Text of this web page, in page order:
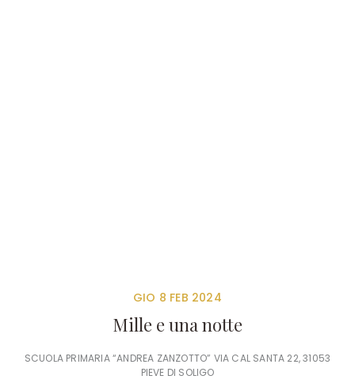
GIO 8 FEB 2024
Mille e una notte
SCUOLA PRIMARIA “ANDREA ZANZOTTO” VIA CAL SANTA 22, 31053
PIEVE DI SOLIGO